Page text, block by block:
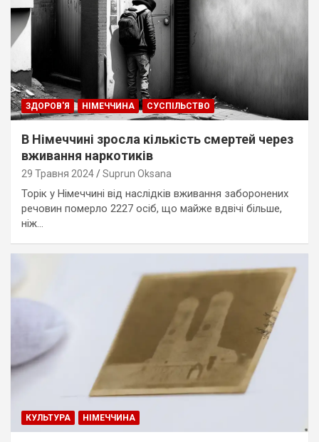
ЗДОРОВ'Я НІМЕЧЧИНА СУСПІЛЬСТВО
В Німеччині зросла кількість смертей через
вживання наркотиків
29 Травня 2024 Suprun Oksana
Торік у Німеччині від наслідків вживання заборонених
речовин померло 2227 осіб, що майже вдвічі більше,
ніж…
КУЛЬТУРА НІМЕЧЧИНА